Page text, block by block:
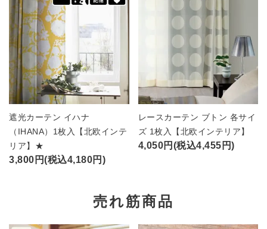
遮光カーテン イハナ
（IHANA）1枚入【北欧インテ
リア】★
3,800円(税込4,180円)
レースカーテン ブトン 各サイ
ズ 1枚入【北欧インテリア】
4,050円(税込4,455円)
売れ筋商品